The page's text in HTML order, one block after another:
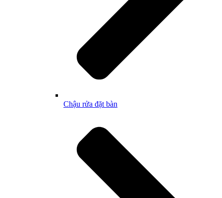
Chậu rửa đặt bàn